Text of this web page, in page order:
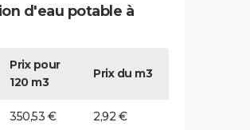
d'eau potable à
Prix pour
120 m3
Prix du m3
350,53 € 2,92 €